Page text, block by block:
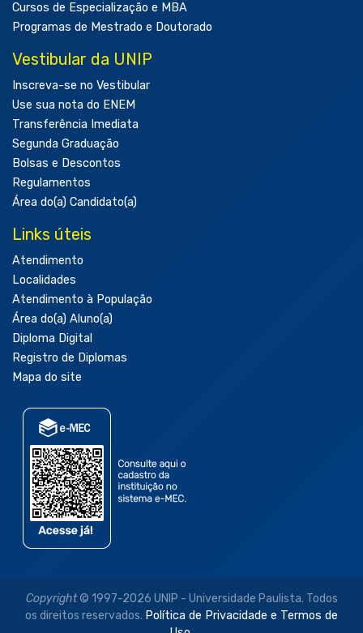
Cursos de Especialização e MBA
Programas de Mestrado e Doutorado
Vestibular da UNIP
Inscreva-se no Vestibular
Use sua nota do ENEM
Transferência Imediata
Segunda Graduação
Bolsas e Descontos
Regulamentos
Área do(a) Candidato(a)
Links úteis
Atendimento
Localidades
Atendimento à População
Área do(a) Aluno(a)
Diploma Digital
Registro de Diplomas
Mapa do site
Copyright© 1997-2026 UNIP - Universidade Paulista. Todos
os direitos reservados. Política de Privacidade e Termos de